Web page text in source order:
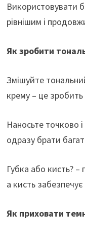
Використовувати
рівнішим і
Як зробити
Змішуйте
крему – це
Наносьте точково
одразу брати
Губка або кисть?
а кисть
Як приховати